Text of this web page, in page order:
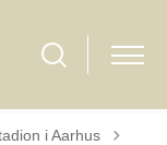
til
i Aarhus